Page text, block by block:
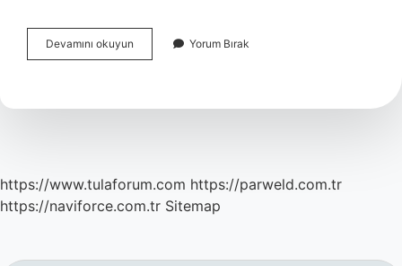
Devamını okuyun
Ekim
Kimler
Yorum Bırak
https://www.tulaforum.com https://parweld.com.tr
https://naviforce.com.tr Sitemap